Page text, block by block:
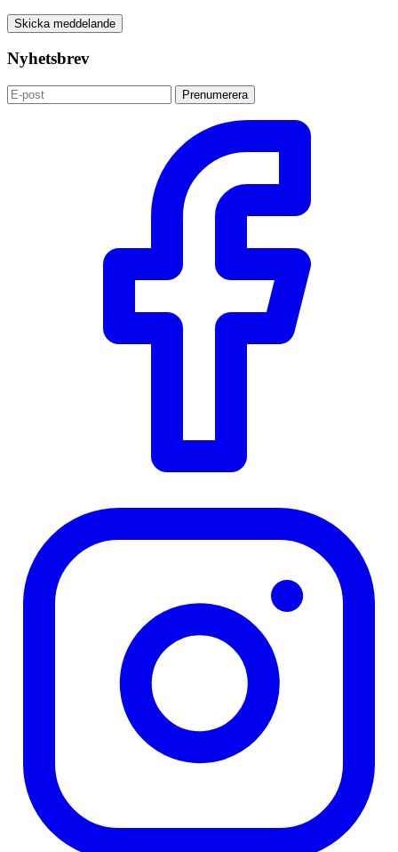
Skicka meddelande
Nyhetsbrev
Prenumerera